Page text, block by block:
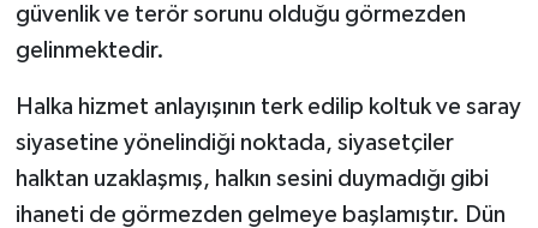
güvenlik ve terör sorunu olduğu görmezden
gelinmektedir.
Halka hizmet anlayışının terk edilip koltuk ve saray
siyasetine yönelindiği noktada, siyasetçiler
halktan uzaklaşmış, halkın sesini duymadığı gibi
ihaneti de görmezden gelmeye başlamıştır. Dün